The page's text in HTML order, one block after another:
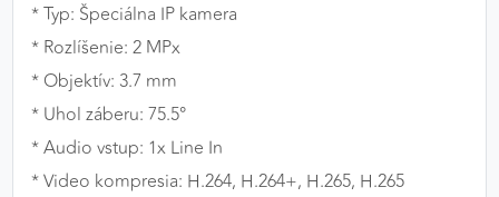
* Typ: Špeciálna IP kamera
* Rozlíšenie: 2 MPx
* Objektív: 3.7 mm
* Uhol záberu: 75.5°
* Audio vstup: 1x Line In
* Video kompresia: H.264, H.264+, H.265, H.265